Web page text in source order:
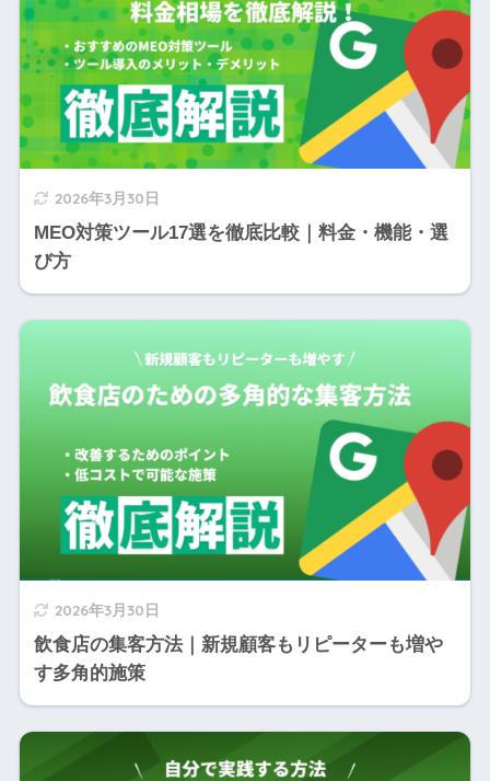
2026年3月30日
MEO対策ツール17選を徹底比較｜料金・機能・選
び方
2026年3月30日
飲食店の集客方法｜新規顧客もリピーターも増や
す多角的施策